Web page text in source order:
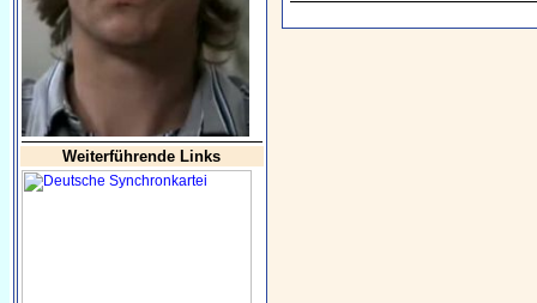
Weiterführende Links